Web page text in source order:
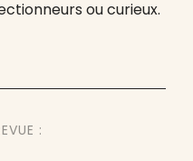
ou curieux.
: